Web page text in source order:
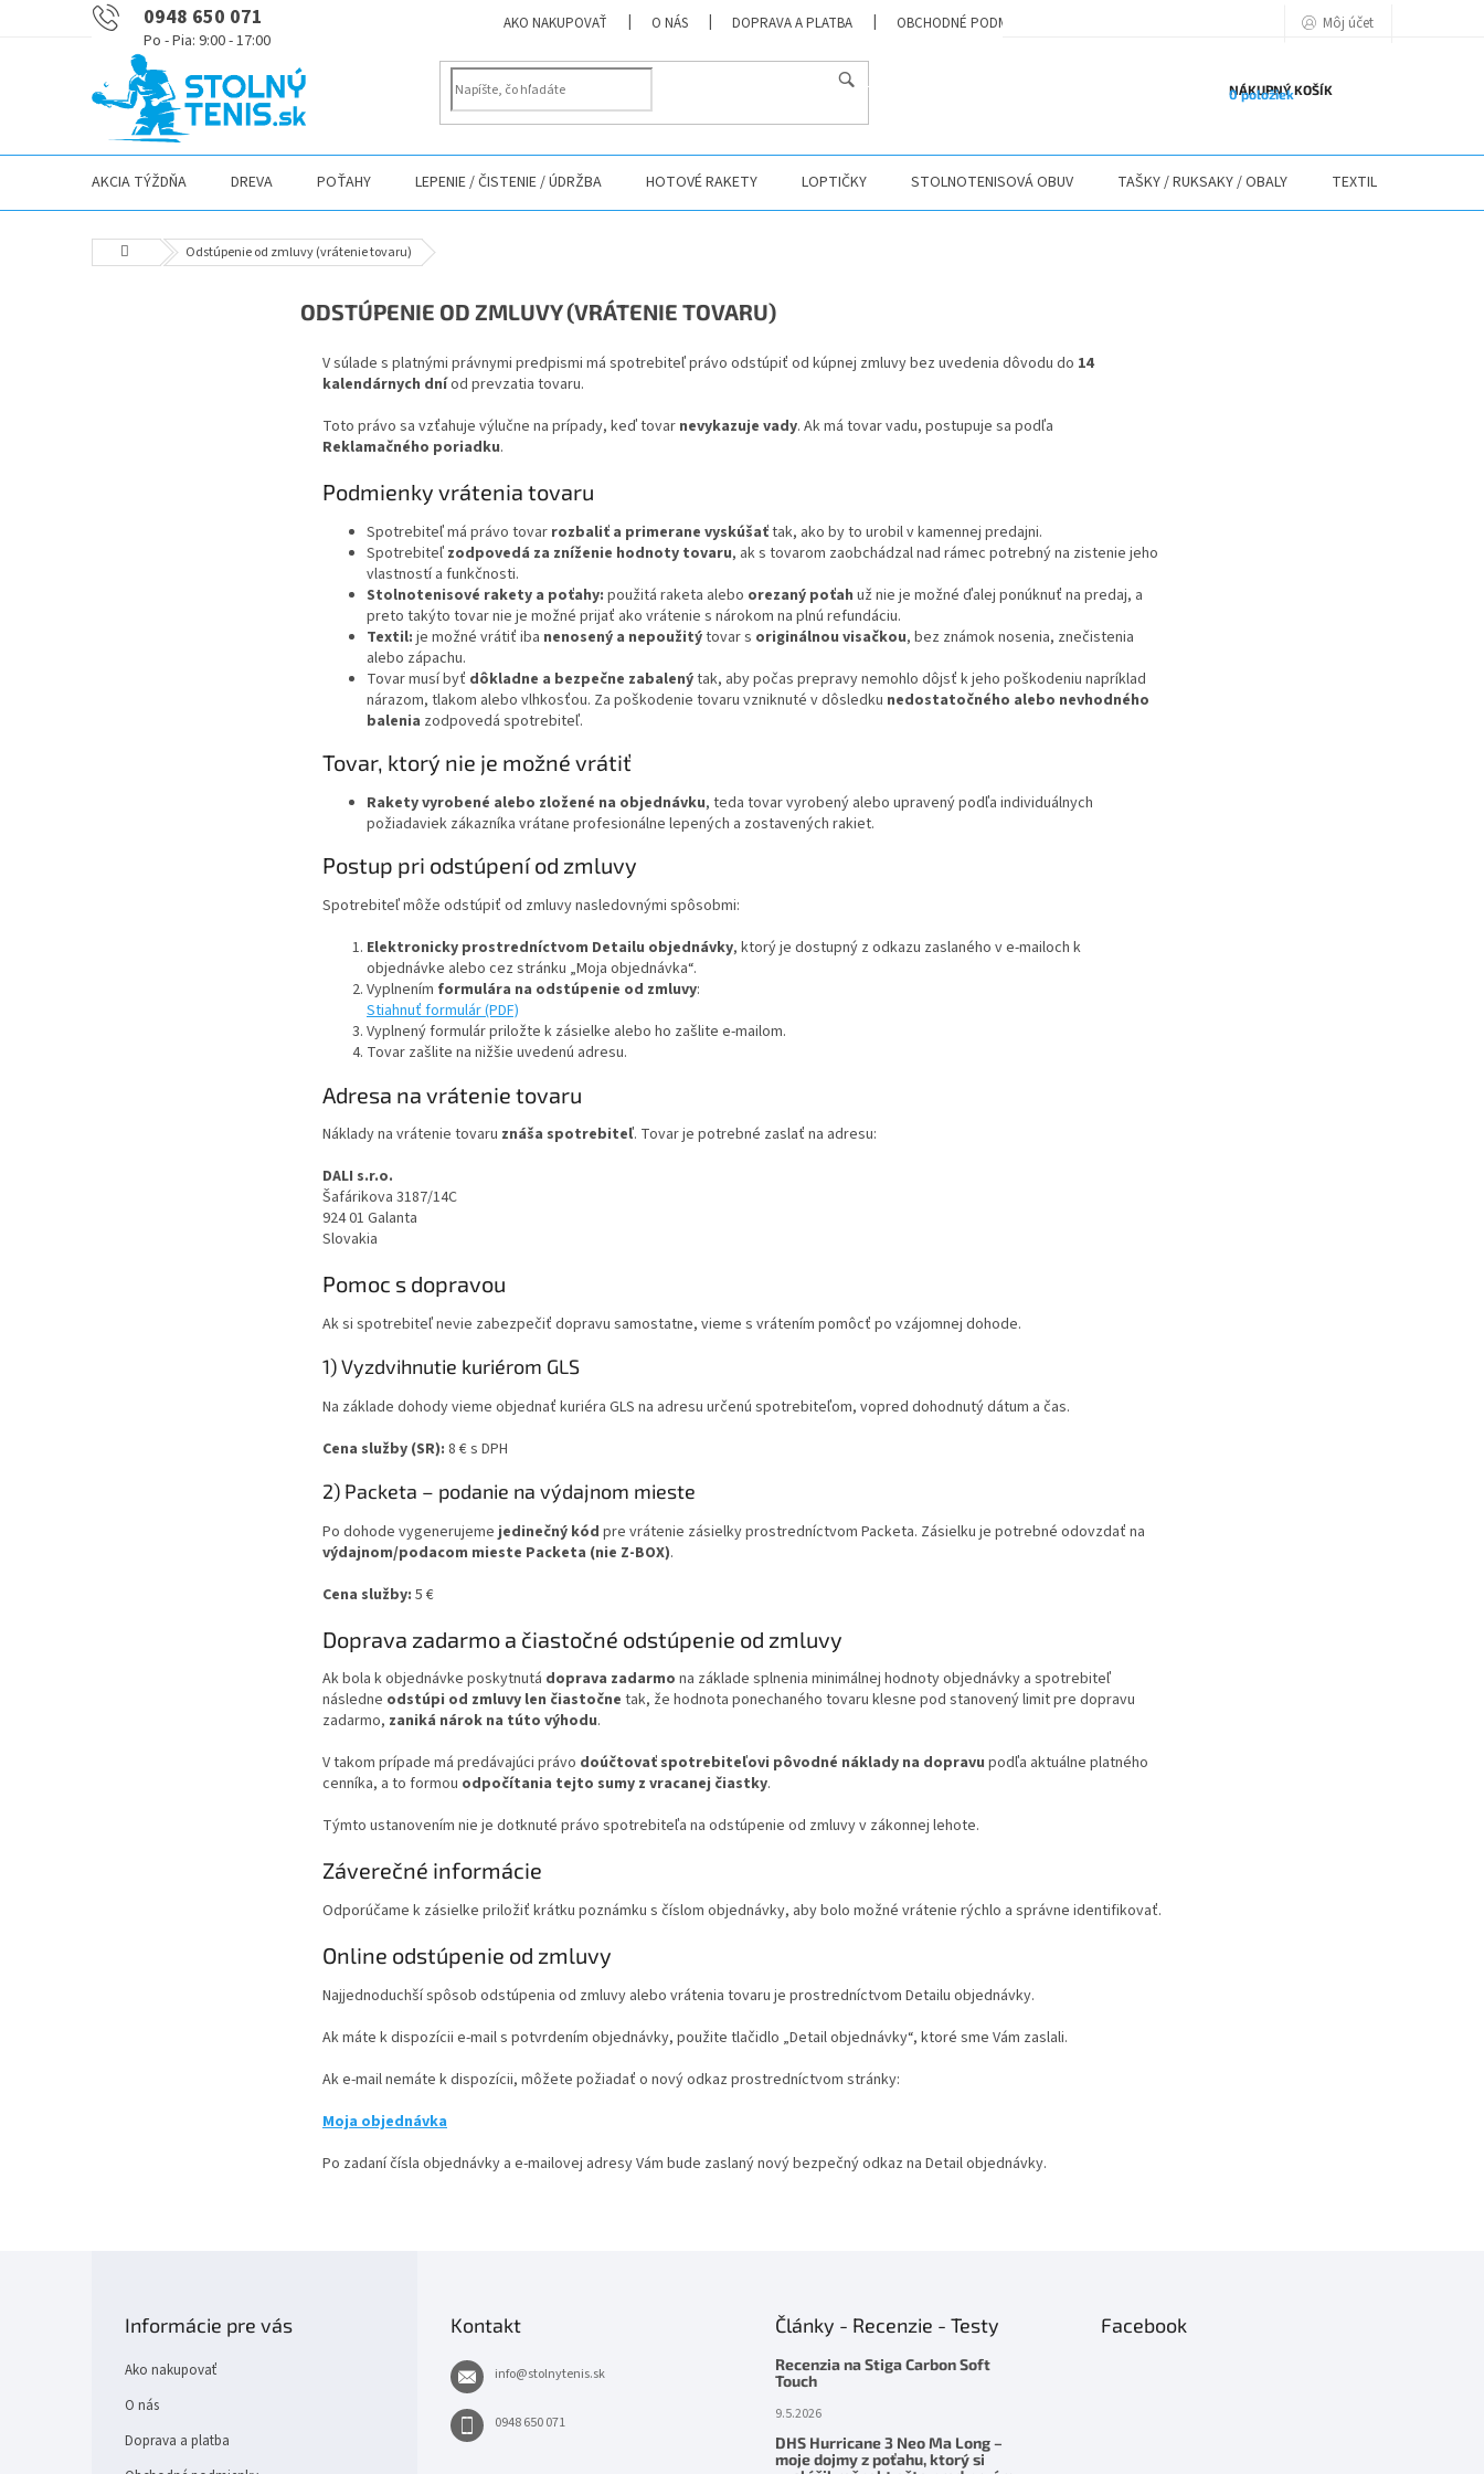
0948 650 071 AKO NAKUPOVAŤ O NÁS DOPRAVA A PLATBA OBCHODNÉ PODMIENKY PODMIENKY OCHRANY OSOBNÝCH ÚDAJOVMôj účet
NÁKUPNÝ KOŠÍK
0 položiek
AKCIA TÝŽDŇA DREVA POŤAHY LEPENIE / ČISTENIE / ÚDRŽBA HOTOVÉ RAKETY LOPTIČKY STOLNOTENISOVÁ OBUV TAŠKY / RUKSAKY / OBALY TEXTIL
DomovOdstúpenie od zmluvy (vrátenie tovaru)
ODSTÚPENIE OD ZMLUVY (VRÁTENIE TOVARU)
V súlade s platnými právnymi predpismi má spotrebiteľ právo odstúpiť od kúpnej zmluvy bez uvedenia dôvodu do 14
kalendárnych dníod prevzatia tovaru.
Toto právo sa vzťahuje výlučne na prípady, keď tovar nevykazuje vady. Ak má tovar vadu, postupuje sa podľa
Reklamačného poriadku.
Podmienky vrátenia tovaru
Spotrebiteľ má právo tovar rozbaliť a primerane vyskúšaťtak, ako by to urobil v kamennej predajni.
Spotrebiteľ zodpovedá za zníženie hodnoty tovaru, ak s tovarom zaobchádzal nad rámec potrebný na zistenie jeho
vlastností a funkčnosti.
Stolnotenisové rakety a poťahy: použitá raketa alebo orezaný poťah už nie je možné ďalej ponúknuť na predaj, a
preto takýto tovar nie je možné prijať ako vrátenie s nárokom na plnú refundáciu.
Textil: je možné vrátiť iba nenosený a nepoužitýtovar s originálnou visačkou, bez známok nosenia, znečistenia
alebo zápachu.
Tovar musí byť dôkladne a bezpečne zabalenýtak, aby počas prepravy nemohlo dôjsť k jeho poškodeniu napríklad
nárazom, tlakom alebo vlhkosťou. Za poškodenie tovaru vzniknuté v dôsledku nedostatočného alebo nevhodného
balenia zodpovedá spotrebiteľ.
Tovar, ktorý nie je možné vrátiť
Rakety vyrobené alebo zložené na objednávku, teda tovar vyrobený alebo upravený podľa individuálnych
požiadaviek zákazníka vrátane profesionálne lepených a zostavených rakiet.
Postup pri odstúpení od zmluvy
Spotrebiteľ môže odstúpiť od zmluvy nasledovnými spôsobmi:
Elektronicky prostredníctvom Detailu objednávky, ktorý je dostupný z odkazu zaslaného v e-mailoch k
objednávke alebo cez stránku „Moja objednávka“.
Vyplnením formulára na odstúpenie od zmluvy:
Stiahnuť formulár (PDF)
Vyplnený formulár priložte k zásielke alebo ho zašlite e-mailom.
Tovar zašlite na nižšie uvedenú adresu.
Adresa na vrátenie tovaru
Náklady na vrátenie tovaru znáša spotrebiteľ. Tovar je potrebné zaslať na adresu:
DALI s.r.o.
Šafárikova 3187/14C
924 01 Galanta
Slovakia
Pomoc s dopravou
Ak si spotrebiteľ nevie zabezpečiť dopravu samostatne, vieme s vrátením pomôcť po vzájomnej dohode.
1) Vyzdvihnutie kuriérom GLS
Na základe dohody vieme objednať kuriéra GLS na adresu určenú spotrebiteľom, vopred dohodnutý dátum a čas.
Cena služby (SR): 8 € s DPH
2) Packeta – podanie na výdajnom mieste
Po dohode vygenerujeme jedinečný kód pre vrátenie zásielky prostredníctvom Packeta. Zásielku je potrebné odovzdať na
výdajnom/podacom mieste Packeta (nie Z-BOX).
Cena služby: 5 €
Doprava zadarmo a čiastočné odstúpenie od zmluvy
Ak bola k objednávke poskytnutá doprava zadarmo na základe splnenia minimálnej hodnoty objednávky a spotrebiteľ
následne odstúpi od zmluvy len čiastočne tak, že hodnota ponechaného tovaru klesne pod stanovený limit pre dopravu
zadarmo, zaniká nárok na túto výhodu.
V takom prípade má predávajúci právo doúčtovať spotrebiteľovi pôvodné náklady na dopravu podľa aktuálne platného
cenníka, a to formou odpočítania tejto sumy z vracanej čiastky.
Týmto ustanovením nie je dotknuté právo spotrebiteľa na odstúpenie od zmluvy v zákonnej lehote.
Záverečné informácie
Odporúčame k zásielke priložiť krátku poznámku s číslom objednávky, aby bolo možné vrátenie rýchlo a správne identifikovať.
Online odstúpenie od zmluvy
Najjednoduchší spôsob odstúpenia od zmluvy alebo vrátenia tovaru je prostredníctvom Detailu objednávky.
Ak máte k dispozícii e-mail s potvrdením objednávky, použite tlačidlo „Detail objednávky“, ktoré sme Vám zaslali.
Ak e-mail nemáte k dispozícii, môžete požiadať o nový odkaz prostredníctvom stránky:
Moja objednávka
Po zadaní čísla objednávky a e-mailovej adresy Vám bude zaslaný nový bezpečný odkaz na Detail objednávky.
Informácie pre vás
Ako nakupovať
O nás
Doprava a platba
Kontakt
info@stolnytenis.sk
0948 650 071
Články - Recenzie - Testy
Recenzia na Stiga Carbon Soft
Touch
9.5.2026
DHS Hurricane 3 Neo Ma Long –
moje dojmy z poťahu, ktorý si
Facebook